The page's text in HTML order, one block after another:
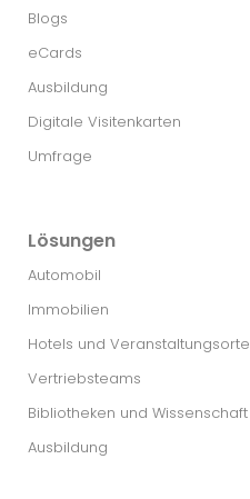
Blogs
eCards
Ausbildung
Digitale Visitenkarten
Umfrage
Lösungen
Automobil
Immobilien
Hotels und Veranstaltungsorte
Vertriebsteams
Bibliotheken und Wissenschaft
Ausbildung